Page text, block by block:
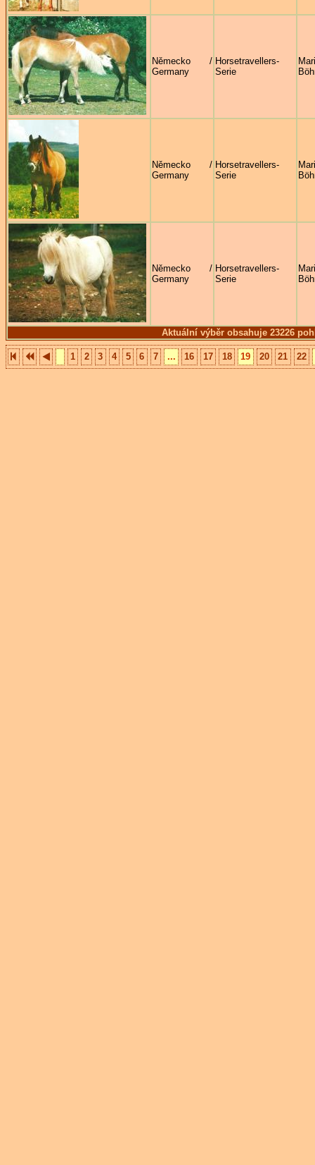
Aktuální výběr obsahuje 23226
Německo /
Germany
Horsetravellers-
Serie
Německo /
Germany
Horsetravellers-
Serie
Německo /
Germany
Horsetravellers-
Serie
1 2 3 4 5 6 7 ... 16 17 18 19 20 21 22